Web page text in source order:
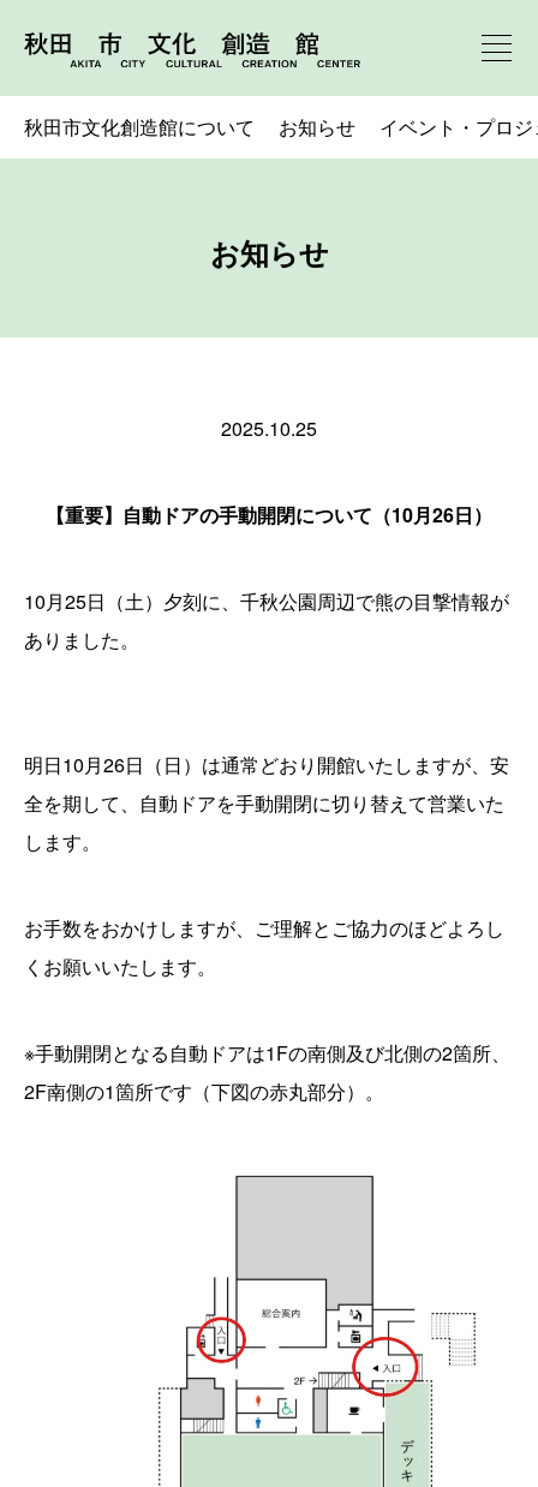
秋田市文化創造館について お知らせ イベント・プロ
お知らせ
2025.10.25
【重要】自動ドアの手動開閉について（10月26日）
10月25日（土）夕刻に、千秋公園周辺で熊の目撃情報が
ありました。
明日10月26日（日）は通常どおり開館いたしますが、安
全を期して、自動ドアを手動開閉に切り替えて営業いた
します。
お手数をおかけしますが、ご理解とご協力のほどよろし
くお願いいたします。
※手動開閉となる自動ドアは1Fの南側及び北側の2箇所、
2F南側の1箇所です（下図の赤丸部分）。